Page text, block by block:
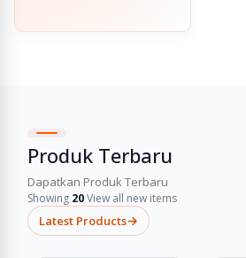
Produk Terbaru
Dapatkan Produk Terbaru
Showing 20View all new items
Latest Products→